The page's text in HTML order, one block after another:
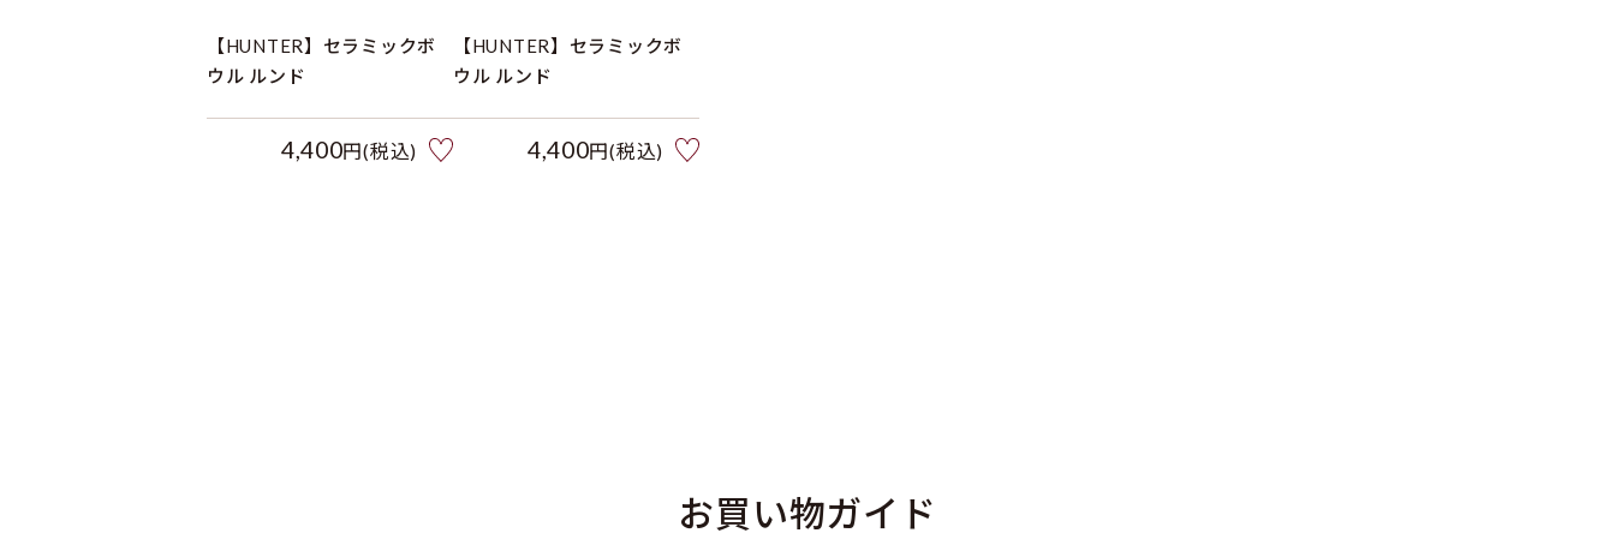
【HUNTER】セラミックボ
ウル ルンド
4,400円(税込)
【HUNTER】セラミックボ
ウル ルンド
4,400円(税込)
お買い物ガイド